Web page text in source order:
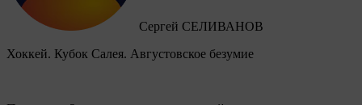
Сергей СЕЛИВАНОВ
Хоккей. Кубок Салея. Августовское безумие